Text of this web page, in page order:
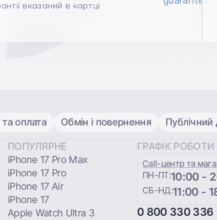
вказаний в картці
оплата Обмін і повернення Публічний
ПОПУЛЯРНЕ
iPhone 17 Pro Max
iPhone 17 Pro
iPhone 17 Air
iPhone 17
Apple Watch Ultra 3
ГРАФІК РОБОТИ
Сall-центр та
ПН-ПТ:10:00 -
СБ-НД:11:00 -
0 800 330 336